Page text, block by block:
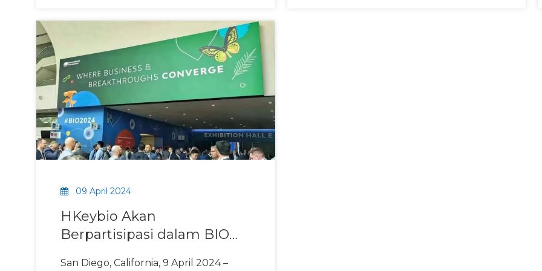
Keamanan NHP Non-GLP
09 April 2024
HKeybio Akan
Berpartisipasi dalam BIO
San Diego, California, 9 April 2024 –